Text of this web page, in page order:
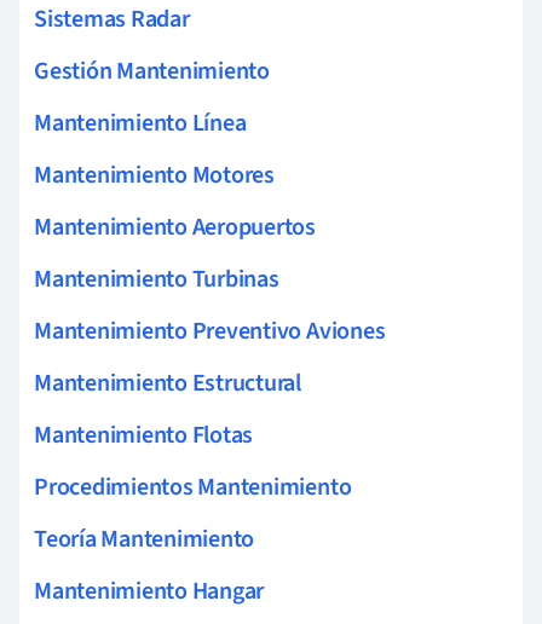
Sistemas Radar
Gestión Mantenimiento
Mantenimiento Línea
Mantenimiento Motores
Mantenimiento Aeropuertos
Mantenimiento Turbinas
Mantenimiento Preventivo Aviones
Mantenimiento Estructural
Mantenimiento Flotas
Procedimientos Mantenimiento
Teoría Mantenimiento
Mantenimiento Hangar